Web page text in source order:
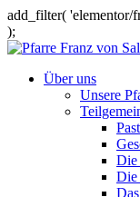
add_filter( 'elementor/
);
Über uns
Unsere
Die
Die